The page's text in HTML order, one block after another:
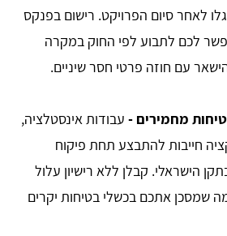
לאחר סיום הפרויקט. רישום בפנקס
לכם לתבוע לפי החוק במקרה
עם חוזה פרטי חסר שיניים.
מחמירים - עבודות אינסטלציה,
חייבות להתבצע תחת פיקוח
הישראלי. קבלן ללא רישיון עלול
שמסכן אתכם בכשלי בטיחות יקרים